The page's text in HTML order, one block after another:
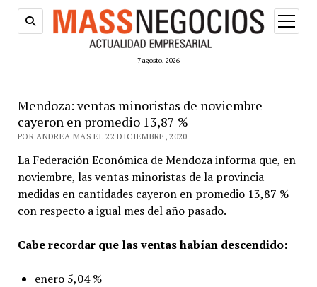
7 agosto, 2026
abrir
menú
Mendoza: ventas minoristas de noviembre
cayeron en promedio 13,87 %
POR ANDREA MAS EL 22 DICIEMBRE, 2020
La Federación Económica de Mendoza informa que, en
noviembre, las ventas minoristas de la provincia
medidas en cantidades cayeron en promedio 13,87 %
con respecto a igual mes del año pasado.
Cabe recordar que las ventas habían descendido:
enero 5,04 %